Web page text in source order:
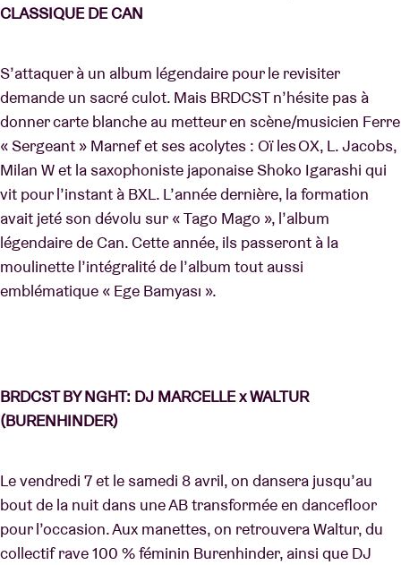
CLASSIQUE DE CAN
S’attaquer à un album légendaire pour le revisiter
demande un sacré culot. Mais BRDCST n’hésite pas à
donner carte blanche au metteur en scène/musicien Ferre
« Sergeant » Marnef et ses acolytes : Oï les OX, L. Jacobs,
Milan W et la saxophoniste japonaise Shoko Igarashi qui
vit pour l’instant à BXL. L’année dernière, la formation
avait jeté son dévolu sur « Tago Mago », l’album
légendaire de Can. Cette année, ils passeront à la
moulinette l’intégralité de l’album tout aussi
emblématique « Ege Bamyası ».
BRDCST BY NGHT: DJ MARCELLE x WALTUR
(BURENHINDER)
Le vendredi 7 et le samedi 8 avril, on dansera jusqu’au
bout de la nuit dans une AB transformée en dancefloor
pour l’occasion. Aux manettes, on retrouvera Waltur, du
collectif rave 100 % féminin Burenhinder, ainsi que DJ